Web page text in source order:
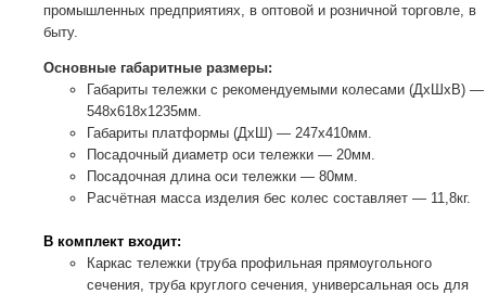
промышленных предприятиях, в оптовой и розничной торговле, в
быту.
Основные габаритные размеры:
Габариты тележки с рекомендуемыми колесами (ДхШхВ) —
548х618х1235мм.
Габариты платформы (ДхШ) — 247х410мм.
Посадочный диаметр оси тележки — 20мм.
Посадочная длина оси тележки — 80мм.
Расчётная масса изделия бес колес составляет — 11,8кг.
В комплект входит:
Каркас тележки (труба профильная прямоугольного
сечения, труба круглого сечения, универсальная ось для